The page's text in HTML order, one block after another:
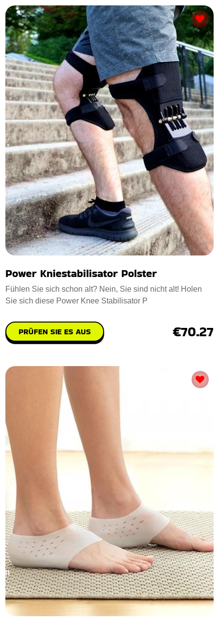
Power Kniestabilisator Polster
Fühlen Sie sich schon alt? Nein, Sie sind nicht alt! Holen
Sie sich diese Power Knee Stabilisator P
PRÜFEN SIE ES AUS €70.27